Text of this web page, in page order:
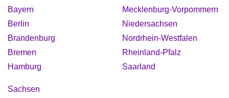
Bayern
Berlin
Brandenburg
Bremen
Hamburg
Mecklenburg-Vorpommern
Niedersachsen
Nordrhein-Westfalen
Rheinland-Pfalz
Saarland
Sachsen